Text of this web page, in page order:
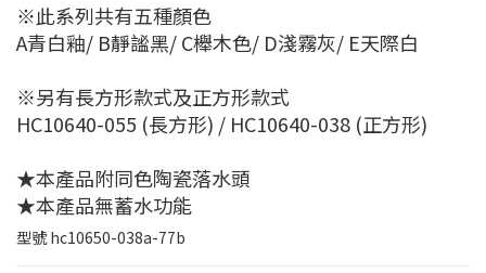
※此系列共有五種顏色
A青白釉/ B靜謐黑/ C櫸木色/ D淺霧灰/ E天際白
※另有長方形款式及正方形款式
HC10640-055 (長方形) / HC10640-038 (正方形)
★本產品附同色陶瓷落水頭
★本產品無蓄水功能
型號hc10650-038a-77b